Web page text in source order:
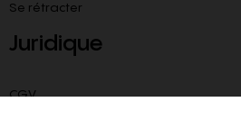
Se rétracter
Juridique
CGV